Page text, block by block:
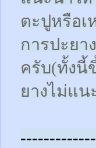
ตะปูหรือ
การปะยา
ครับ(ทั้งนี้
ยางไม่แ